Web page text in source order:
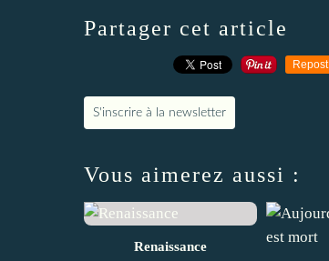
Partager cet article
Repost
S'inscrire à la newsletter
Vous aimerez aussi :
Renaissance